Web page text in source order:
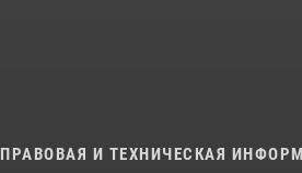
ПРАВОВАЯ И ТЕХНИЧЕСКАЯ